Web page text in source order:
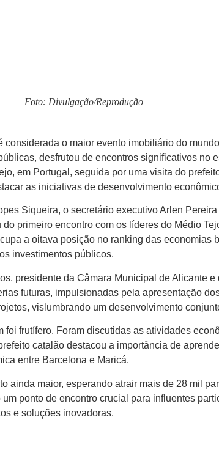
Foto: Divulgação/Reprodução
o maior evento imobiliário do
desfrutou de encontros significativos no
em Portugal, seguida por uma visita do
as iniciativas de desenvolvimento
Siqueira, o secretário executivo Arlen
primeiro encontro com os líderes do Médio
a oitava posição no ranking das economias
investimentos públicos.
presidente da Câmara Municipal de Alicante
futuras, impulsionadas pela apresentação
vislumbrando um desenvolvimento
foi frutífero. Foram discutidas as atividades
catalão destacou a importância de
entre Barcelona e Maricá.
ainda maior, esperando atrair mais de 28 mil
ponto de encontro crucial para influentes
e soluções inovadoras.